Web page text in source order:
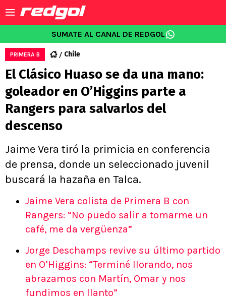
SUMATE AL CANAL DE REDGOL
PRIMERA B Chile
El Clásico Huaso se da una mano:
goleador en O’Higgins parte a
Rangers para salvarlos del
descenso
Jaime Vera tiró la primicia en conferencia
de prensa, donde un seleccionado juvenil
buscará la hazaña en Talca.
Jaime Vera colista de Primera B con
Rangers: “No puedo salir a tomarme un
café, me da vergüenza”
Jorge Deschamps revive su último partido
en O’Higgins: “Terminé llorando, nos
abrazamos con Martín, Omar y nos
fundimos en llanto”